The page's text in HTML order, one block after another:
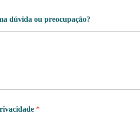
dúvida ou preocupação?
*